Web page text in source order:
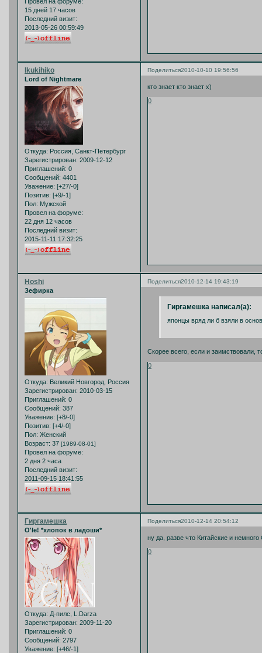
15 дней 17 часов
Последний визит:
2013-05-26 00:59:49
Поделиться2010-10-10 19:56:56
Ikukihiko
Lord of Nightmare
Откуда: Россия, Санкт-Петербург
Зарегистрирован: 2009-12-12
Приглашений: 0
Сообщений: 4401
Уважение: [+27/-0]
Позитив: [+9/-1]
Пол: Мужской
Провел на форуме:
22 дня 12 часов
Последний визит:
2015-11-11 17:32:25
кто знает кто знает х)
0
Поделиться2010-12-14 19:43:19
Hoshi
Зефирка
Откуда: Великий Новгород, Россия
Зарегистрирован: 2010-03-15
Приглашений: 0
Сообщений: 387
Уважение: [+8/-0]
Позитив: [+4/-0]
Пол: Женский
Возраст: 37 [1989-08-01]
Провел на форуме:
2 дня 2 часа
Последний визит:
2011-09-15 18:41:55
Гиргамешка написал(а):
японцы вряд ли б взяли в
Скорее всего, если и заимствовали,
0
Поделиться2010-12-14 20:54:12
Гиргамешка
O'le! *хлопок в ладоши*
Откуда: Д-пилс, L.Darza
Зарегистрирован: 2009-11-20
Приглашений: 0
Сообщений: 2797
Уважение: [+46/-1]
ну да, разве что Китайские и
0